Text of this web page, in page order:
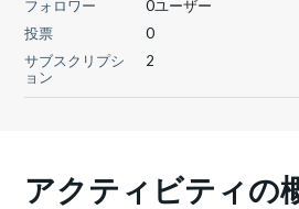
フォロワー
0ユーザー
投票
0
サブスクリプシ
ョン
2
アクティビティの